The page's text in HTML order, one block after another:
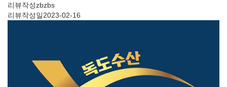
리뷰작성zbzbs
리뷰작성일2023-02-16